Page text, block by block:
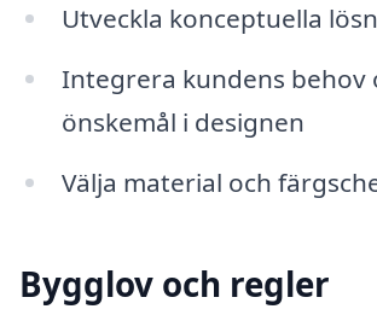
Utveckla konceptuella
Integrera kundens behov
önskemål i designen
Välja material och
Bygglov och regler